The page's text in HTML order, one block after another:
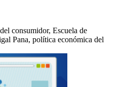
consumidor, Escuela de
Pana, política económica del